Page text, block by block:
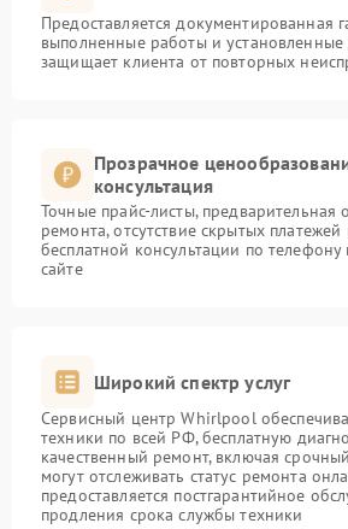
Предоставляется документированная
выполненные работы и установленные
защищает клиента от повторных
Прозрачное
консультация
Точные прайс-листы, предварительная
ремонта, отсутствие скрытых
бесплатной консультации по
сайте
Широкий спектр услуг
Сервисный центр Whirlpool
техники по всей РФ, бесплатную
качественный ремонт, включая
могут отслеживать статус ремонта
предоставляется постгарантийное
продления срока службы техники